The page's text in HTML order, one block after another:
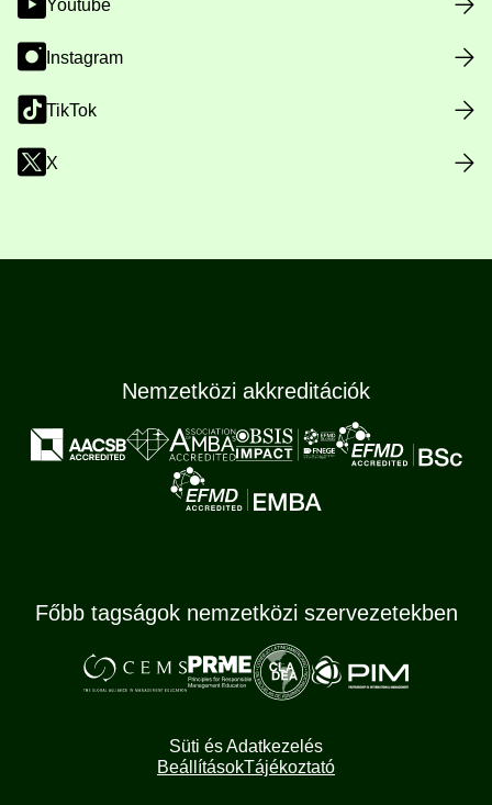
Youtube
Instagram
TikTok
X
Nemzetközi akkreditációk
Főbb tagságok nemzetközi szervezetekben
Süti és Adatkezelés
BeállításokTájékoztató